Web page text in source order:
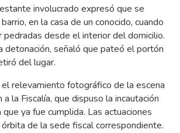
involucrado expresó que se
en la casa de un conocido, cuando
pedradas desde el interior del domicilio.
detonación, señaló que pateó el portón
del lugar.
el relevamiento fotográfico de la escena
la Fiscalía, que dispuso la incautación
ya fue cumplida. Las actuaciones
de la sede fiscal correspondiente.